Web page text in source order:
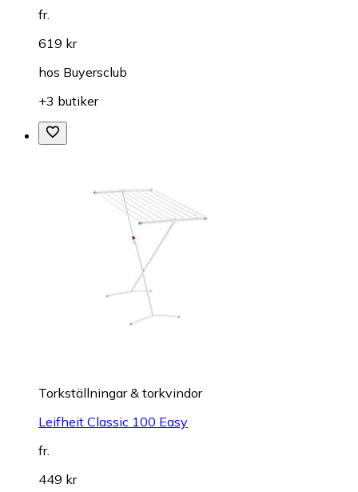
fr.
619 kr
hos Buyersclub
+3 butiker
Torkställningar & torkvindor
Leifheit Classic 100 Easy
fr.
449 kr